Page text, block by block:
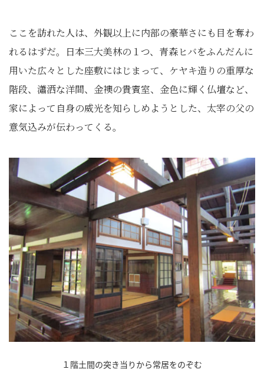
ここを訪れた人は、外観以上に内部の豪華さにも目を奪わ
れるはずだ。日本三大美林の１つ、青森ヒバをふんだんに
用いた広々とした座敷にはじまって、ケヤキ造りの重厚な
階段、瀟洒な洋間、金襖の貴賓室、金色に輝く仏壇など、
家によって自身の威光を知らしめようとした、太宰の父の
意気込みが伝わってくる。
１階土間の突き当りから常居をのぞむ